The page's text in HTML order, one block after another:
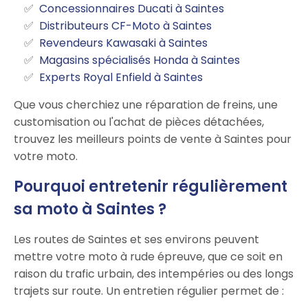
Concessionnaires Ducati à Saintes
Distributeurs CF-Moto à Saintes
Revendeurs Kawasaki à Saintes
Magasins spécialisés Honda à Saintes
Experts Royal Enfield à Saintes
Que vous cherchiez une réparation de freins, une
customisation ou l'achat de pièces détachées,
trouvez les meilleurs points de vente à Saintes pour
votre moto.
Pourquoi entretenir régulièrement
sa moto à Saintes ?
Les routes de Saintes et ses environs peuvent
mettre votre moto à rude épreuve, que ce soit en
raison du trafic urbain, des intempéries ou des longs
trajets sur route. Un entretien régulier permet de :